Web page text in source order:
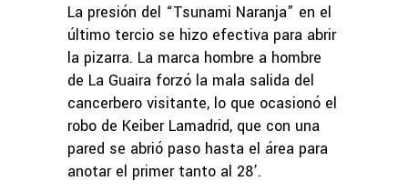
La presión del “Tsunami Naranja” en el
último tercio se hizo efectiva para abrir
la pizarra. La marca hombre a hombre
de La Guaira forzó la mala salida del
cancerbero visitante, lo que ocasionó el
robo de Keiber Lamadrid, que con una
pared se abrió paso hasta el área para
anotar el primer tanto al 28’.